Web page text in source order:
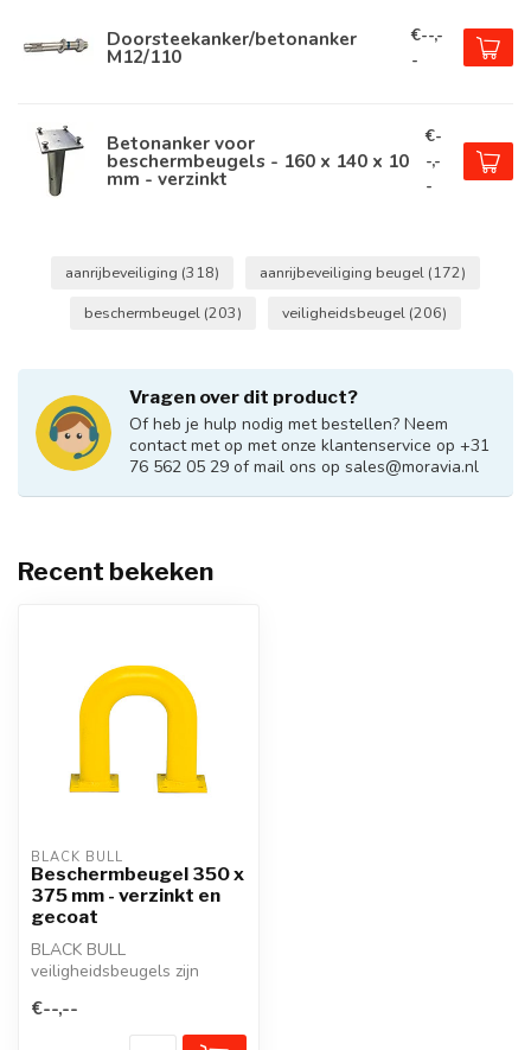
Doorsteekanker/betonanker
M12/110
€--,-
-
Betonanker voor
beschermbeugels - 160 x 140 x 10
mm - verzinkt
€-
-,-
-
aanrijbeveiliging (318) aanrijbeveiliging beugel (172)
beschermbeugel (203) veiligheidsbeugel (206)
Vragen over dit product?
Of heb je hulp nodig met bestellen? Neem
contact met op met onze klantenservice op +31
76 562 05 29 of mail ons op sales@moravia.nl
Recent bekeken
BLACK BULL
Beschermbeugel 350 x
375 mm - verzinkt en
gecoat
BLACK BULL
veiligheidsbeugels zijn
beschermbeugels.
Thermisch v...
€--,--